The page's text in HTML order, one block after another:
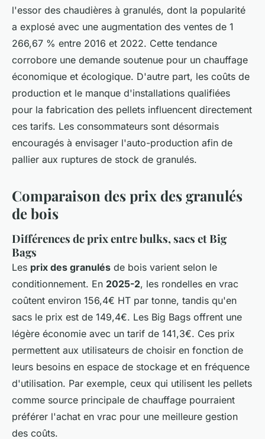
l'essor des chaudières à granulés, dont la popularité
a explosé avec une augmentation des ventes de 1
266,67 % entre 2016 et 2022. Cette tendance
corrobore une demande soutenue pour un chauffage
économique et écologique. D'autre part, les coûts de
production et le manque d'installations qualifiées
pour la fabrication des pellets influencent directement
ces tarifs. Les consommateurs sont désormais
encouragés à envisager l'auto-production afin de
pallier aux ruptures de stock de granulés.
Comparaison des prix des granulés
de bois
Différences de prix entre bulks, sacs et Big
Bags
Les prix des granulés de bois varient selon le
conditionnement. En 2025-2, les rondelles en vrac
coûtent environ 156,4€ HT par tonne, tandis qu'en
sacs le prix est de 149,4€. Les Big Bags offrent une
légère économie avec un tarif de 141,3€. Ces prix
permettent aux utilisateurs de choisir en fonction de
leurs besoins en espace de stockage et en fréquence
d'utilisation. Par exemple, ceux qui utilisent les pellets
comme source principale de chauffage pourraient
préférer l'achat en vrac pour une meilleure gestion
des coûts.